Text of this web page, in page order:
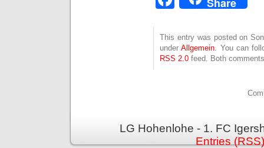
This entry was posted on
underAllgemein . You can
RSS 2.0 feed. Both
LG Hohenlohe - 1. FC
Entries (RSS)